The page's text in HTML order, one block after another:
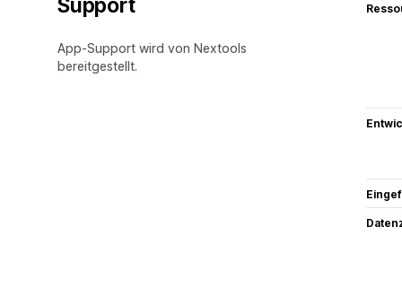
Support
App-Support wird von Nextools
bereitgestellt.